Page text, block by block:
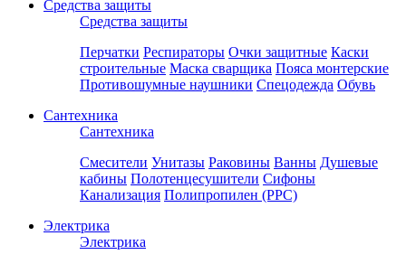
Средства защиты
Средства защиты
Перчатки Респираторы Очки защитные Каски
строительные Маска сварщика Пояса монтерские
Противошумные наушники Спецодежда Обувь
Сантехника
Сантехника
Смесители Унитазы Раковины Ванны Душевые
кабины Полотенцесушители Сифоны
Канализация Полипропилен (PPC)
Электрика
Электрика